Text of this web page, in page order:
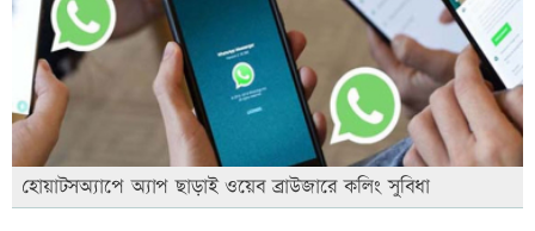
হোয়াটসঅ্যাপে অ্যাপ ছাড়াই ওয়েব ব্রাউজারে কলিং সুবিধা